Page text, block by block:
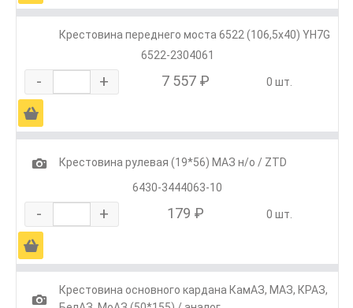
Крестовина переднего моста 6522 (106,5х40) YH7G
6522-2304061
- + 7 557 ₽ 0 шт.
Ä
1
Крестовина рулевая (19*56) МАЗ н/о / ZTD
6430-3444063-10
- + 179 ₽ 0 шт.
Ä
1
Крестовина основного кардана КамАЗ, МАЗ, КРАЗ,